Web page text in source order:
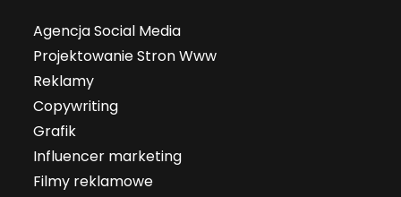
Agencja Social Media
Projektowanie Stron Www
Reklamy
Copywriting
Grafik
Influencer marketing
Filmy reklamowe